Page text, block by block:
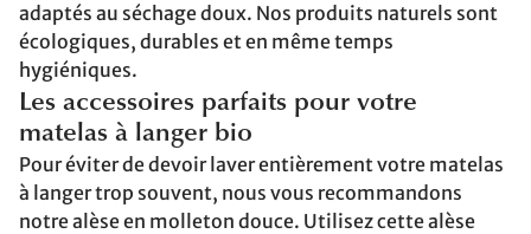
adaptés au séchage doux. Nos produits naturels sont
écologiques, durables et en même temps
hygiéniques.
Les accessoires parfaits pour votre
matelas à langer bio
Pour éviter de devoir laver entièrement votre matelas
à langer trop souvent, nous vous recommandons
notre alèse en molleton douce. Utilisez cette alèse